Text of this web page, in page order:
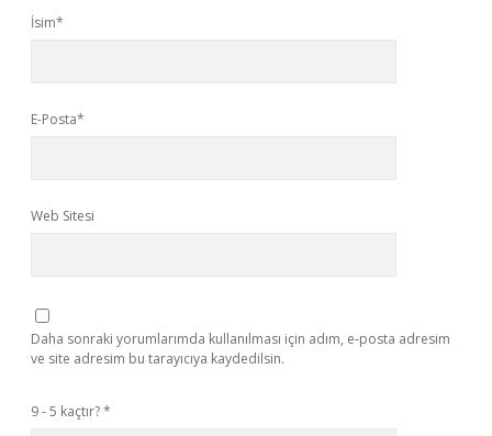
İsim*
E-Posta*
Web Sitesi
Daha sonraki yorumlarımda kullanılması için adım, e-posta adresim
ve site adresim bu tarayıcıya kaydedilsin.
9 - 5 kaçtır?*